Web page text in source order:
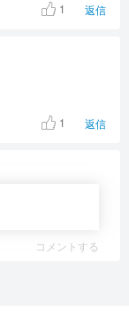
1 返信
1 返信
コメントする